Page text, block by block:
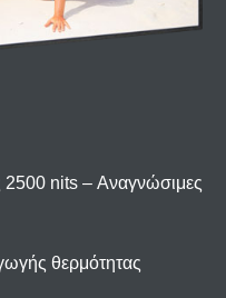
2500 nits – Αναγνώσιμες
θερμότητας